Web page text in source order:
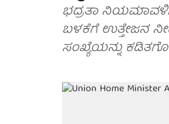
ಭದ್ರತಾ
ಬಳಕೆಗೆ ಉತ್ತೇಜನ
ಸಂಖ್ಯೆಯನ್ನು